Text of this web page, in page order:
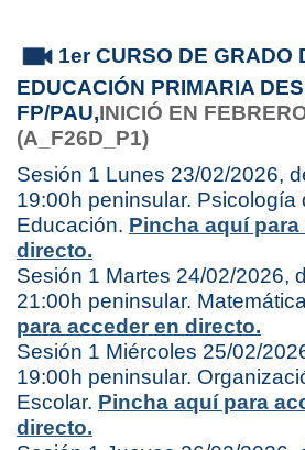
1er CURSO DE GRADO
EDUCACIÓN PRIMARIA
FP/PAU,INICIÓ EN
(A_F26D_P1)
Sesión 1 Lunes 23/02/2026,
19:00h peninsular. Psicología
Educación. Pincha aquí
directo.
Sesión 1 Martes 24/02/2026,
21:00h peninsular.
para acceder en directo.
Sesión 1 Miércoles 25/02/
19:00h peninsular.
Escolar. Pincha aquí para
directo.